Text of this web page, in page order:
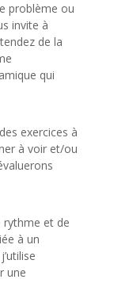
problème ou
invite à
de la
qui
exercices à
à voir et/ou
rythme et de
à un
une